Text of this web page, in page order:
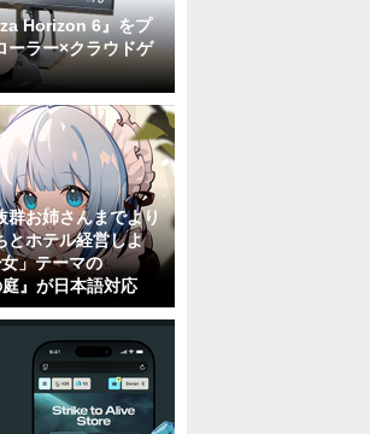
Horizon 6』をプ
ーラー×クラウドゲ
群お姉さんまでより
とホテル経営しよ
」テーマの
』が日本語対応